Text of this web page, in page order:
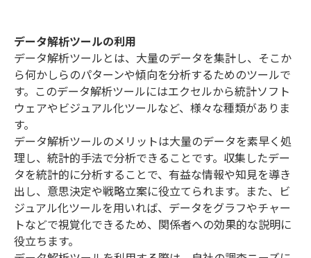
データ解析ツールの利用
データ解析ツールとは、大量のデータを集計し、そこか
ら何かしらのパターンや傾向を分析するためのツールで
す。このデータ解析ツールにはエクセルから統計ソフト
ウェアやビジュアル化ツールなど、様々な種類がありま
す。
データ解析ツールのメリットは大量のデータを素早く処
理し、統計的手法で分析できることです。収集したデー
タを統計的に分析することで、有益な情報や知見を導き
出し、意思決定や戦略立案に役立てられます。また、ビ
ジュアル化ツールを用いれば、データをグラフやチャー
トなどで視覚化できるため、関係者への効果的な説明に
役立ちます。